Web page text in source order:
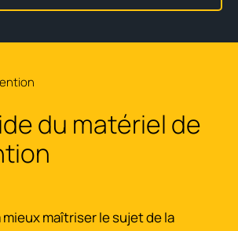
du matériel de
maîtriser le sujet de la